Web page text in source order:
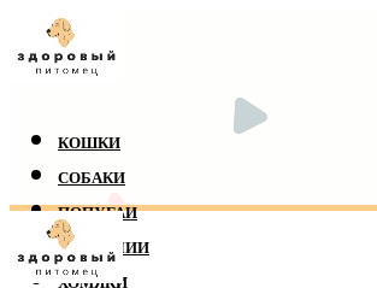
КОШКИ
СОБАКИ
ПОПУГАИ
РЕПТИЛИИ
ХОМЯКИ